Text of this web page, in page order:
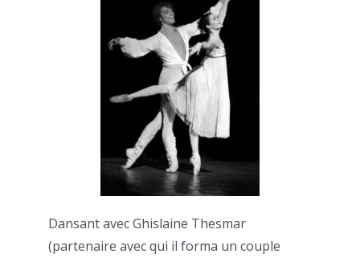
Dansant avec Ghislaine Thesmar
(partenaire avec qui il forma un couple